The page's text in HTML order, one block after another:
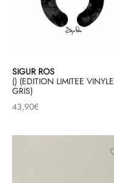
SIGUR ROS
() (EDITION LIMITEE VINYLE
GRIS)
43,90€